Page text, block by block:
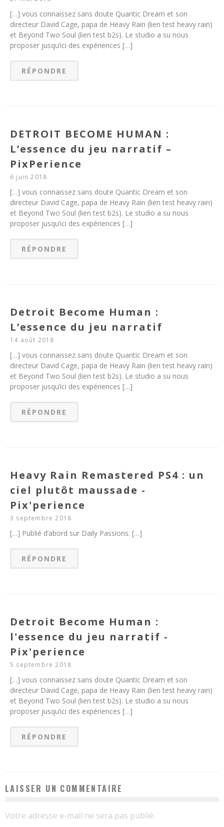
[…] vous connaissez sans doute Quantic Dream et son
directeur David Cage, papa de Heavy Rain (lien test heavy rain)
et Beyond Two Soul (lien test b2s). Le studio a su nous
proposer jusqu’ici des expériences […]
RÉPONDRE
DETROIT BECOME HUMAN :
L’essence du jeu narratif –
PixPerience
6 juin 2018
[…] vous connaissez sans doute Quantic Dream et son
directeur David Cage, papa de Heavy Rain (lien test heavy rain)
et Beyond Two Soul (lien test b2s). Le studio a su nous
proposer jusqu’ici des expériences […]
RÉPONDRE
Detroit Become Human :
L’essence du jeu narratif
14 août 2018
[…] vous connaissez sans doute Quantic Dream et son
directeur David Cage, papa de Heavy Rain (lien test heavy rain)
et Beyond Two Soul (lien test b2s). Le studio a su nous
proposer jusqu’ici des expériences […]
RÉPONDRE
Heavy Rain Remastered PS4 : un
ciel plutôt maussade -
Pix'perience
3 septembre 2018
[…] Publié d’abord sur Daily Passions. […]
RÉPONDRE
Detroit Become Human :
l'essence du jeu narratif -
Pix'perience
5 septembre 2018
[…] vous connaissez sans doute Quantic Dream et son
directeur David Cage, papa de Heavy Rain (lien test heavy rain)
et Beyond Two Soul (lien test b2s). Le studio a su nous
proposer jusqu’ici des expériences […]
RÉPONDRE
LAISSER UN COMMENTAIRE
Votre adresse e-mail ne sera pas publié.